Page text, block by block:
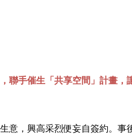
聯手催生「共享空間」計畫，
意，興高采烈便妄自簽約。